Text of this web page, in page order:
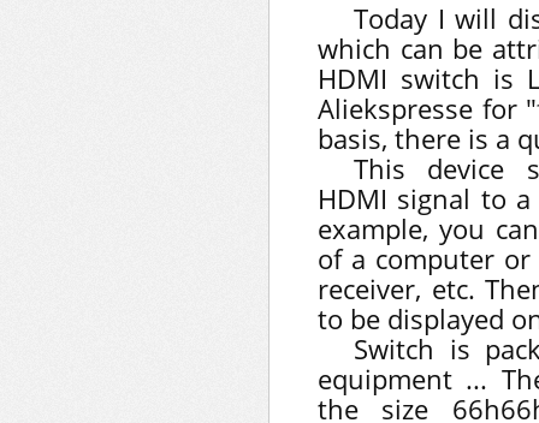
Today I will
which can be
HDMI switch is
Aliekspresse for
basis, there is a
This device
HDMI signal to
example, you
of a computer or
receiver, etc.
to be displayed
Switch is
equipment ...
the size